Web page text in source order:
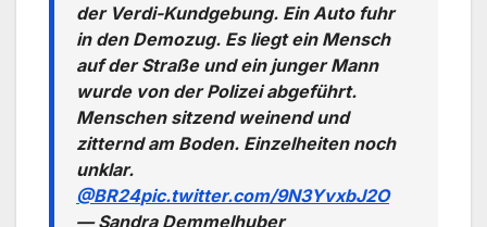
der Verdi-Kundgebung. Ein Auto fuhr
in den Demozug. Es liegt ein Mensch
auf der Straße und ein junger Mann
wurde von der Polizei abgeführt.
Menschen sitzend weinend und
zitternd am Boden. Einzelheiten noch
unklar.
@BR24pic.twitter.com/9N3YvxbJ2O
— Sandra Demmelhuber